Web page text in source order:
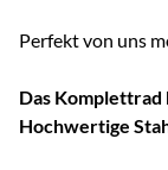
Perfekt von uns
Das Komplettrad
Hochwertige